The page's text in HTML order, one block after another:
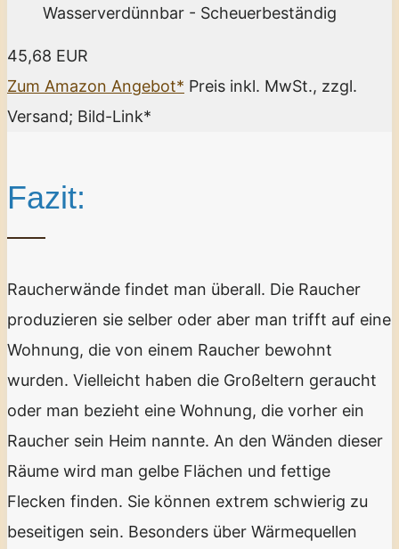
Wasserverdünnbar - Scheuerbeständig
45,68 EUR
Zum Amazon Angebot* Preis inkl. MwSt., zzgl.
Versand; Bild-Link*
Fazit:
Raucherwände findet man überall. Die Raucher
produzieren sie selber oder aber man trifft auf eine
Wohnung, die von einem Raucher bewohnt
wurden. Vielleicht haben die Großeltern geraucht
oder man bezieht eine Wohnung, die vorher ein
Raucher sein Heim nannte. An den Wänden dieser
Räume wird man gelbe Flächen und fettige
Flecken finden. Sie können extrem schwierig zu
beseitigen sein. Besonders über Wärmequellen